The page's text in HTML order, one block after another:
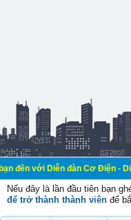
đàn Cơ Điện - Diễn đàn
Nếu đây là lần đầu tiên bạn
để trở thành thành viên để